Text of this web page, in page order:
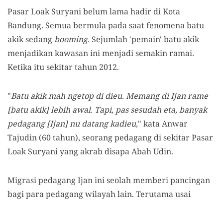
Pasar Loak Suryani belum lama hadir di Kota
Bandung. Semua bermula pada saat fenomena batu
akik sedangbooming. Sejumlah 'pemain' batu akik
menjadikan kawasan ini menjadi semakin ramai.
Ketika itu sekitar tahun 2012.
"Batu akik mah ngetop di dieu. Memang di Ijan rame
[batu akik] lebih awal. Tapi, pas sesudah eta, banyak
pedagang [Ijan] nu datang kadieu," kata Anwar
Tajudin (60 tahun), seorang pedagang di sekitar Pasar
Loak Suryani yang akrab disapa Abah Udin.
Migrasi pedagang Ijan ini seolah memberi pancingan
bagi para pedagang wilayah lain. Terutama usai